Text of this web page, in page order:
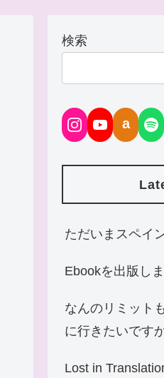
検索
a
ただいまスペイ
Ebookを出版し
なんのリミット
に行きたいです
Lost in